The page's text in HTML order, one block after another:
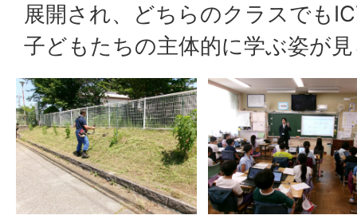
展開され、どちらのクラスでも
子どもたちの主体的に学ぶ姿が